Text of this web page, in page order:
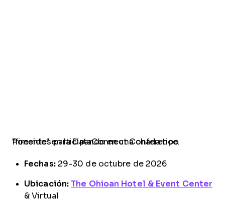
Ponentes participando en una charla tipo "fireside" en la DataConnect Conference.
Fechas:29-30 de octubre de 2026
Ubicación: The Ohioan Hotel & Event Center
& Virtual